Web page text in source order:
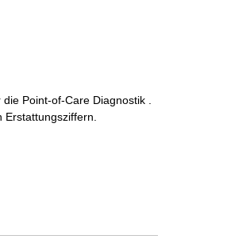
Point-of-Care Diagnostik .